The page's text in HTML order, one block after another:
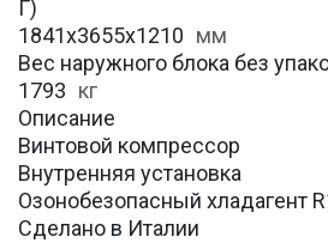
Г)
1841x3655x1210 мм
Вес наружного блока без
1793 кг
Описание
Винтовой компрессор
Внутренняя установка
Озонобезопасный хладагент
Сделано в Италии